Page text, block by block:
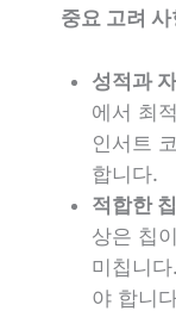
중요 고려 사
성적과
에서 최
인서트
합니다.
적합한
상은 칩
미칩니
야 합니